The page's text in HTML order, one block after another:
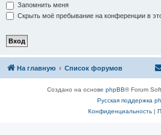
Запомнить меня
Скрыть моё пребывание на конференции в
На главную Список форумов
Создано на основе phpBB® Forum
Русская поддержка
Конфиденциальность|